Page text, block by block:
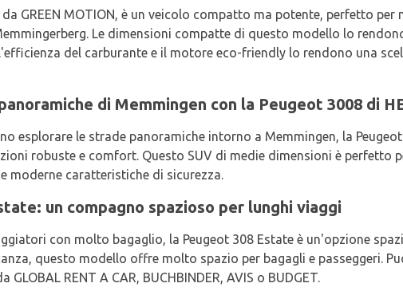
GREEN MOTION, è un veicolo compatto ma potente, perfetto per
Le dimensioni compatte di questo modello lo
del carburante e il motore eco-friendly lo rendono una
di Memmingen con la Peugeot 3008 di
esplorare le strade panoramiche intorno a Memmingen, la
robuste e comfort. Questo SUV di medie dimensioni è perfetto
moderne caratteristiche di sicurezza.
un compagno spazioso per lunghi viaggi
con molto bagaglio, la Peugeot 308 Estate è un'opzione
questo modello offre molto spazio per bagagli e passeggeri.
RENT A CAR, BUCHBINDER, AVIS o BUDGET.